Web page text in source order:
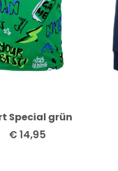
Special grün
€14,95